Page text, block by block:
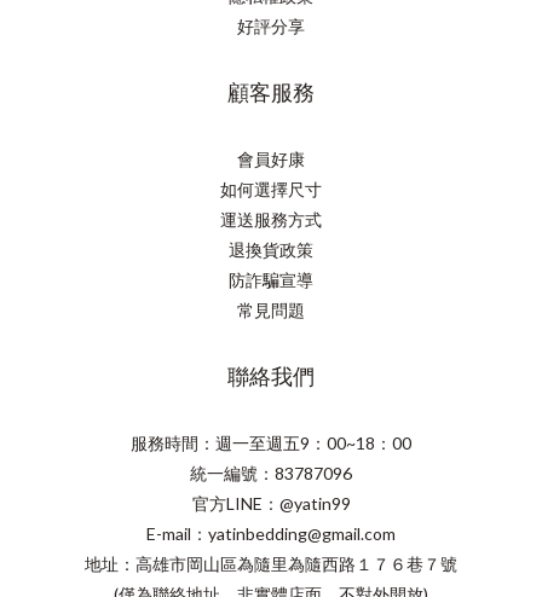
好評分享
顧客服務
會員好康
如何選擇尺寸
運送服務方式
退換貨政策
防詐騙宣導
常見問題
聯絡我們
服務時間：週一至週五9：00~18：00
統一編號：83787096
官方LINE：@yatin99
E-mail：yatinbedding@gmail.com
地址：高雄市岡山區為隨里為隨西路１７６巷７號